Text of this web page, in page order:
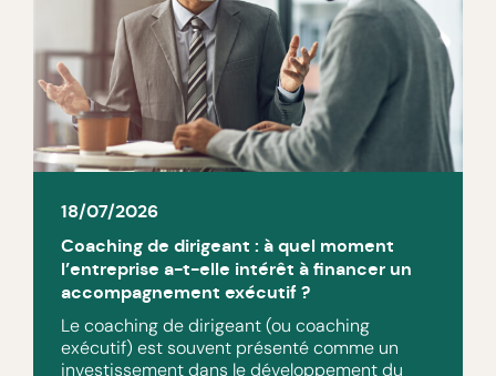
18/07/2026
Coaching de dirigeant : à quel moment
l’entreprise a-t-elle intérêt à financer un
accompagnement exécutif ?
Le coaching de dirigeant (ou coaching
exécutif) est souvent présenté comme un
investissement dans le développement du